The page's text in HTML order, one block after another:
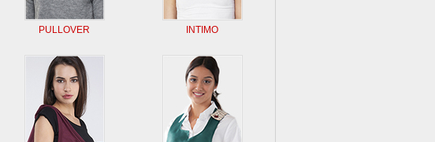
PULLOVER INTIMO